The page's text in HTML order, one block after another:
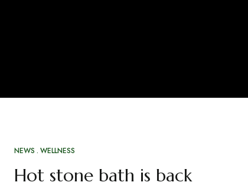
NEWS WELLNESS
Hot stone bath is back